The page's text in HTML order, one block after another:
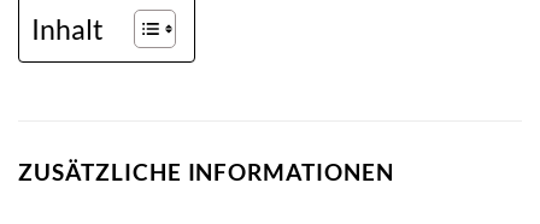
Inhalt
ZUSÄTZLICHE INFORMATIONEN